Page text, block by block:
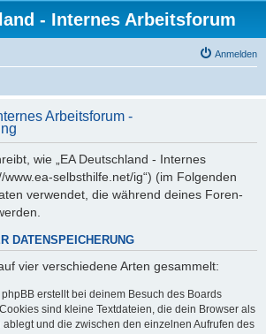
- Internes Arbeitsforum
Anmelden
Arbeitsforum -
wie „EA Deutschland - Internes
www.ea-selbsthilfe.net/ig“) (im Folgenden
verwendet, die während deines Foren-
DATENSPEICHERUNG
vier verschiedene Arten gesammelt:
erstellt bei deinem Besuch des Boards
sind kleine Textdateien, die dein Browser als
und die zwischen den einzelnen Aufrufen des